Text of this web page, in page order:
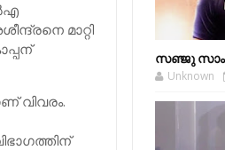
മാറ്റി
വിവരം.
സഞ്ജു
Unknown